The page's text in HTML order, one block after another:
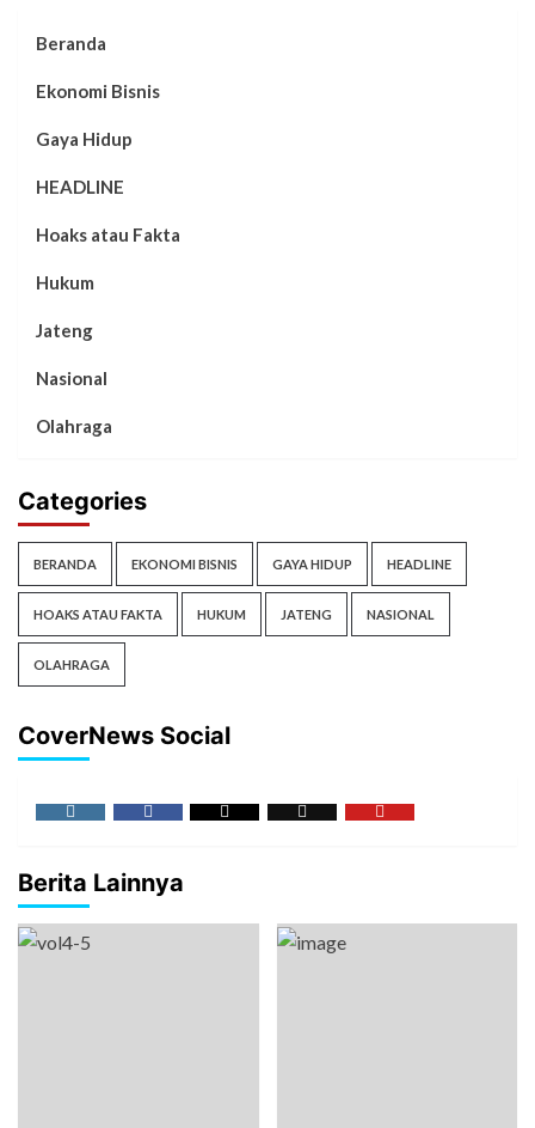
Beranda
Ekonomi Bisnis
Gaya Hidup
HEADLINE
Hoaks atau Fakta
Hukum
Jateng
Nasional
Olahraga
Categories
BERANDA EKONOMI BISNIS GAYA HIDUP HEADLINE
HOAKS ATAU FAKTA HUKUM JATENG NASIONAL
OLAHRAGA
CoverNews Social
Berita Lainnya